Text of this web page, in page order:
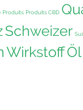
Produits Produits CBD
Schweizer
WirkstoffÖl